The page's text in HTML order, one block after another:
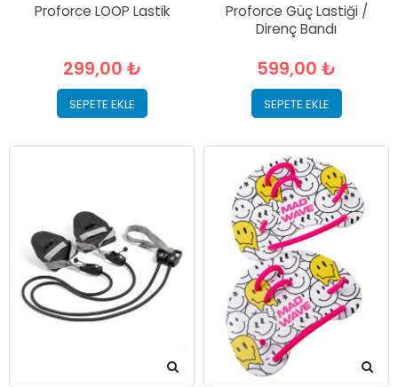
Proforce LOOP Lastik
299,00 ₺
SEPETE EKLE
Proforce Güç Lastiği /
Direnç Bandı
599,00 ₺
SEPETE EKLE